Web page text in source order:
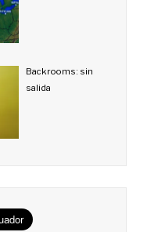
Backrooms: sin
salida